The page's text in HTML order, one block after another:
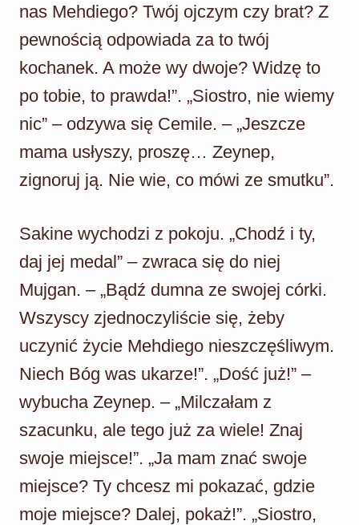
nas Mehdiego? Twój ojczym czy brat? Z
pewnością odpowiada za to twój
kochanek. A może wy dwoje? Widzę to
po tobie, to prawda!”. „Siostro, nie wiemy
nic” – odzywa się Cemile. – „Jeszcze
mama usłyszy, proszę… Zeynep,
zignoruj ją. Nie wie, co mówi ze smutku”.
Sakine wychodzi z pokoju. „Chodź i ty,
daj jej medal” – zwraca się do niej
Mujgan. – „Bądź dumna ze swojej córki.
Wszyscy zjednoczyliście się, żeby
uczynić życie Mehdiego nieszczęśliwym.
Niech Bóg was ukarze!”. „Dość już!” –
wybucha Zeynep. – „Milczałam z
szacunku, ale tego już za wiele! Znaj
swoje miejsce!”. „Ja mam znać swoje
miejsce? Ty chcesz mi pokazać, gdzie
moje miejsce? Dalej, pokaż!”. „Siostro,